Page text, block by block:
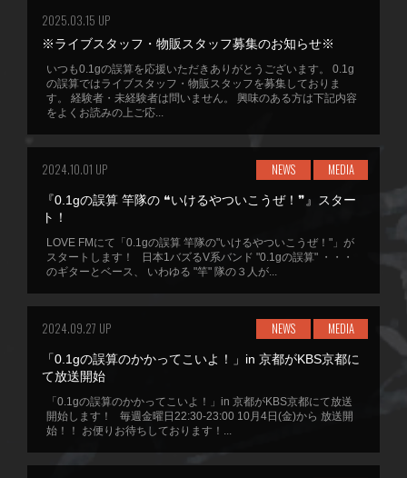
2025.03.15 UP
※ライブスタッフ・物販スタッフ募集のお知らせ※
いつも0.1gの誤算を応援いただきありがとうございます。 0.1g
の誤算ではライブスタッフ・物販スタッフを募集しておりま
す。 経験者・未経験者は問いません。 興味のある方は下記内容
をよくお読みの上ご応...
2024.10.01 UP NEWS MEDIA
『0.1gの誤算 竿隊の ❝いけるやついこうぜ！❞』スター
ト！
LOVE FMにて「0.1gの誤算 竿隊の"いけるやついこうぜ！"」が
スタートします！ 日本1バズるV系バンド "0.1gの誤算" ・・・
のギターとベース、 いわゆる "竿" 隊の３人が...
2024.09.27 UP NEWS MEDIA
「0.1gの誤算のかかってこいよ！」in 京都がKBS京都に
て放送開始
「0.1gの誤算のかかってこいよ！」in 京都がKBS京都にて放送
開始します！ 毎週金曜日22:30-23:00 10月4日(金)から 放送開
始！！ お便りお待ちしております！...